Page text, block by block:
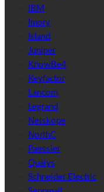
IBM
Imory
Island
Juniper
KnowBe4
Keyfactor
Lancom
Legrand
Netskope
NorthC
Paessler
Qualys
Schneider Electric